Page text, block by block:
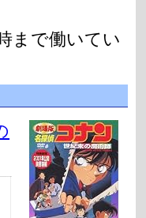
まで働いてい